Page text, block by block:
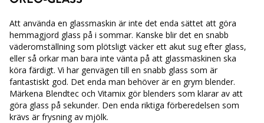
Att använda en glassmaskin är inte det enda sättet att göra
hemmagjord glass på i sommar. Kanske blir det en snabb
väderomställning som plötsligt väcker ett akut sug efter glass,
eller så orkar man bara inte vänta på att glassmaskinen ska
köra färdigt. Vi har genvägen till en snabb glass som är
fantastiskt god. Det enda man behöver är en grym blender.
Märkena Blendtec och Vitamix gör blenders som klarar av att
göra glass på sekunder. Den enda riktiga förberedelsen som
krävs är frysning av mjölk.